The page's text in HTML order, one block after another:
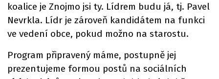
koalice je Znojmo jsi ty. Lídrem budu já, tj. Pavel
Nevrkla. Lídr je zároveň kandidátem na funkci
ve vedení obce, pokud možno na starostu.
Program připravený máme, postupně jej
prezentujeme formou postů na sociálních